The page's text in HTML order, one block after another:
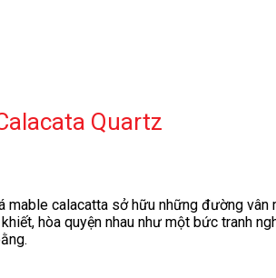
Quartz
calacatta sở hữu những đường vân
hòa quyện nhau như một bức tranh